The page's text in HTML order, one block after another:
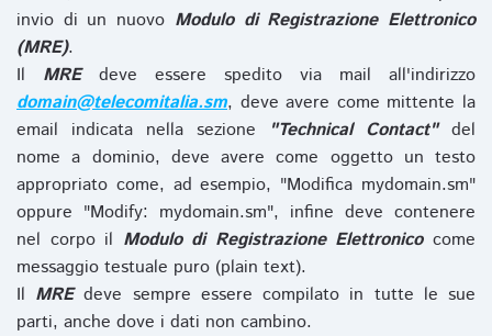
invio di un nuovo Modulo di Registrazione Elettronico
(MRE).
Il MREdeve essere spedito via mail all'indirizzo
domain@telecomitalia.sm, deve avere come mittente la
email indicata nella sezione
"Technical Contact"del
nome a dominio, deve avere come oggetto un testo
appropriato come, ad esempio, "Modifica mydomain.sm"
oppure "Modify: mydomain.sm", infine deve contenere
nel corpo il Modulo di Registrazione Elettronicocome
messaggio testuale puro (plain text).
Il MREdeve sempre essere compilato in tutte le sue
parti, anche dove i dati non cambino.